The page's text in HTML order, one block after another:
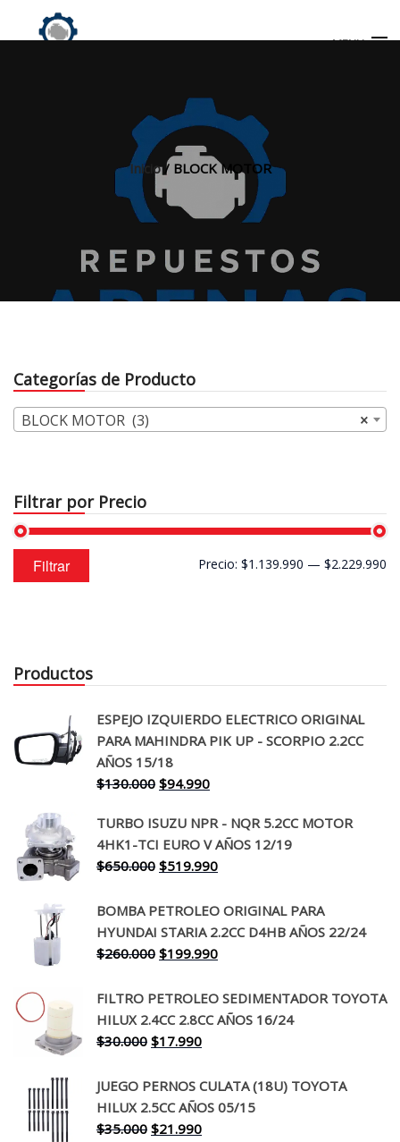
MENU
Inicio/ BLOCK MOTOR
Categorías de Producto
×
BLOCK MOTOR (3)
Filtrar por Precio
Precio
mínimo
Precio
máximo
Filtrar Precio: $1.139.990 — $2.229.990
Productos
ESPEJO IZQUIERDO ELECTRICO ORIGINAL
PARA MAHINDRA PIK UP - SCORPIO 2.2CC
AÑOS 15/18
$130.000 El
original
era:
$130.000.
$94.990El
actual
es:
$94.990.
TURBO ISUZU NPR - NQR 5.2CC MOTOR
4HK1-TCI EURO V AÑOS 12/19
$650.000 El
original
era:
$650.000.
$519.990El
actual
es:
$519.990.
BOMBA PETROLEO ORIGINAL PARA
HYUNDAI STARIA 2.2CC D4HB AÑOS 22/24
$260.000 El
original
era:
$260.000.
$199.990El
actual
es:
FILTRO PETROLEO SEDIMENTADOR TOYOTA
HILUX 2.4CC 2.8CC AÑOS 16/24
$30.000 El
original
era:
$30.000.
$17.990El
actual
es:
$17.990.
JUEGO PERNOS CULATA (18U) TOYOTA
HILUX 2.5CC AÑOS 05/15
$35.000 El
$21.990El